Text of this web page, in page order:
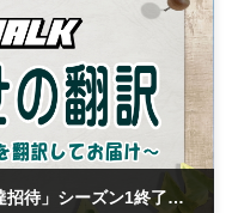
終了とシーズン2のお知らせ＞